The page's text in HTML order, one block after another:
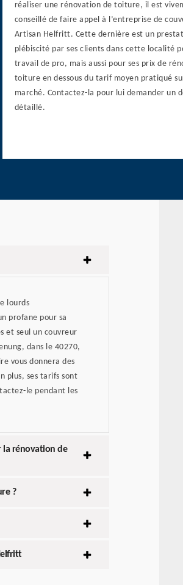
réaliser une rénovation de toiture, il est
conseillé de faire appel à l’entreprise de
Artisan Helfritt. Cette dernière est un
plébiscité par ses clients dans cette localité
travail de pro, mais aussi pour ses prix de
toiture en dessous du tarif moyen pratiqué
marché. Contactez-la pour lui demander un
détaillé.
lourds
profane pour sa
et seul un couvreur
dans le 40270,
vous donnera des
plus, ses tarifs sont
le pendant les
la rénovation de
?